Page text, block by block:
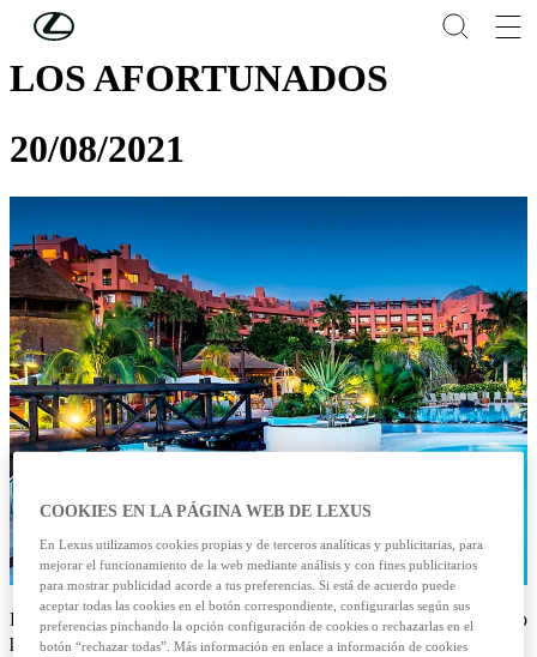
Skip to Main Content
LOS AFORTUNADOS
20/08/2021
El hotel Sheraton La Caleta Resort & Spa, de Tenerife, es el destino
perfecto para unas vacaciones en compañía de la familia.
COOKIES EN LA PÁGINA WEB DE LEXUS
En Lexus utilizamos cookies propias y de terceros analíticas y publicitarias, para
mejorar el funcionamiento de la web mediante análisis y con fines publicitarios
para mostrar publicidad acorde a tus preferencias. Si está de acuerdo puede
aceptar todas las cookies en el botón correspondiente, configurarlas según sus
preferencias pinchando la opción configuración de cookies o rechazarlas en el
botón “rechazar todas”. Más información en enlace a información de cookies